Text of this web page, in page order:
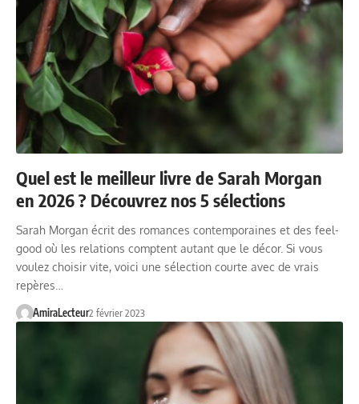
Quel est le meilleur livre de Sarah Morgan
en 2026 ? Découvrez nos 5 sélections
Sarah Morgan écrit des romances contemporaines et des feel-
good où les relations comptent autant que le décor. Si vous
voulez choisir vite, voici une sélection courte avec de vrais
repères…
AmiraLecteur2 février 2023